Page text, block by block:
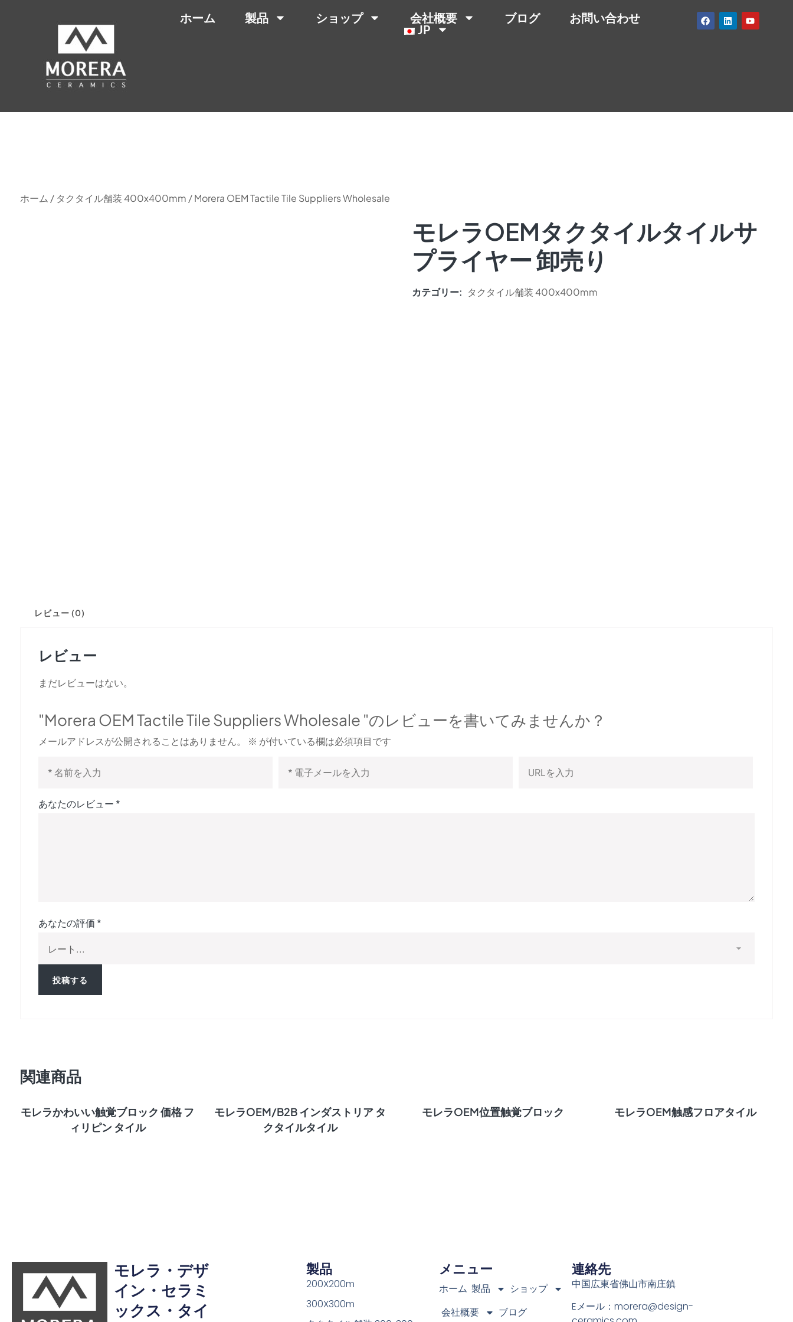
ホーム 製品 ショップ 会社概要 ブログ
お問い合わせ
JP
ホーム / タクタイル舗装 400x400mm / Morera OEM Tactile Tile Suppliers Wholesale
モレラOEMタクタイルタイルサ
プライヤー 卸売り
カテゴリー: タクタイル舗装 400x400mm
レビュー (0)
レビュー
まだレビューはない。
"Morera OEM Tactile Tile Suppliers Wholesale "のレビューを書いてみませんか？
メールアドレスが公開されることはありません。 ※ が付いている欄は必須項目です
あなたのレビュー *
あなたの評価 *
関連商品
モレラかわいい触覚ブロック 価格 フ
ィリピン タイル
モレラOEM/B2B インダストリア タ
クタイルタイル
モレラOEM位置触覚ブロック モレラOEM触感フロアタイル
モレラ・デザ
イン・セラミ
ックス・タイ
製品
200X200m
300X300m
メニュー
ホーム 製品
ショップ
会社概要
ブログ
連絡先
中国広東省佛山市南庄鎮
Eメール：morera@design-